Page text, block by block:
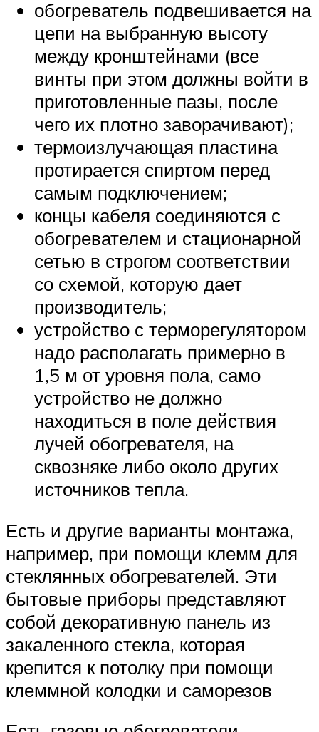
обогреватель подвешивается на
цепи на выбранную высоту
между кронштейнами (все
винты при этом должны войти в
приготовленные пазы, после
чего их плотно заворачивают);
термоизлучающая пластина
протирается спиртом перед
самым подключением;
концы кабеля соединяются с
обогревателем и стационарной
сетью в строгом соответствии
со схемой, которую дает
производитель;
устройство с терморегулятором
надо располагать примерно в
1,5 м от уровня пола, само
устройство не должно
находиться в поле действия
лучей обогревателя, на
сквозняке либо около других
источников тепла.
Есть и другие варианты монтажа,
например, при помощи клемм для
стеклянных обогревателей. Эти
бытовые приборы представляют
собой декоративную панель из
закаленного стекла, которая
крепится к потолку при помощи
клеммной колодки и саморезов